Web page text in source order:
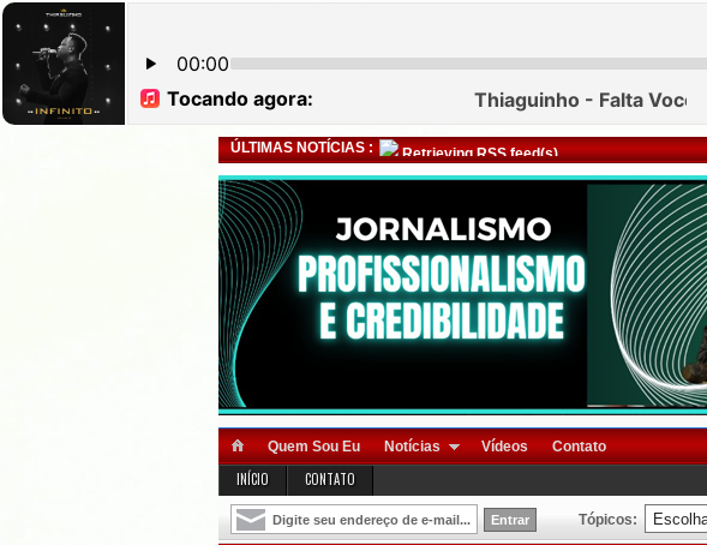
ÚLTIMAS NOTÍCIAS : Retrieving RSS feed(s)
Quem Sou Eu Notícias Vídeos Contato
INÍCIO CONTATO
Tópicos: